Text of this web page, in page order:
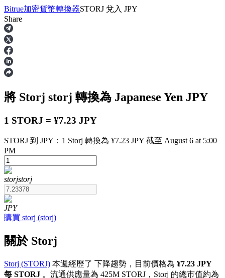
合約
多種以USDT結算的永續合約
Bitrue加密貨幣轉換器STORJ 兌入 JPY
Share
將 Storj storj 轉換為 Japanese Yen JPY
1 STORJ = ¥7.23 JPY
STORJ 到 JPY：1 Storj 轉換為 ¥7.23 JPY 截至 August 6 at 5:00
PM
storjstorj
JPY
購買 storj (storj)
關於 Storj
Storj (STORJ) 本週經歷了 下降趨勢，目前價格為 ¥7.23 JPY
每 STORJ 。流通供應量為 425M STORJ，Storj 的總市值約為